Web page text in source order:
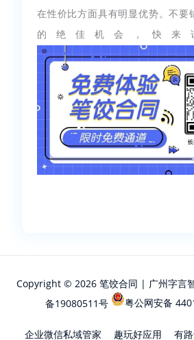
在性价比方面具有明显优势。不要
的绝佳机会，快来
Copyright © 2026 笔饺合同 | 广州字言
备19080511号
粤公网安备
企业微信私域管家 趣玩好应用 有